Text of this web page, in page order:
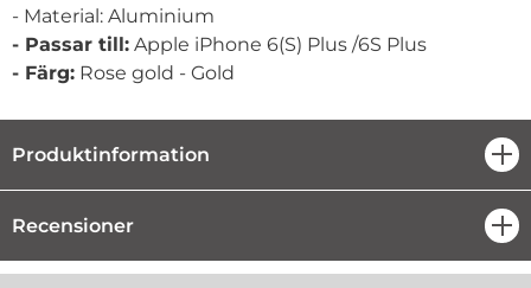
- Material: Aluminium
- Passar till: Apple iPhone 6(S) Plus /6S Plus
- Färg: Rose gold - Gold
Produktinformation
Recensioner